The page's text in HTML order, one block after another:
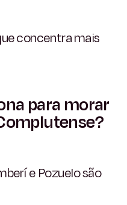
concentra mais
para morar
e Pozuelo são